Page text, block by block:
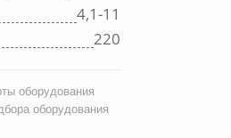
4,1-11
220
оборудования
оборудования